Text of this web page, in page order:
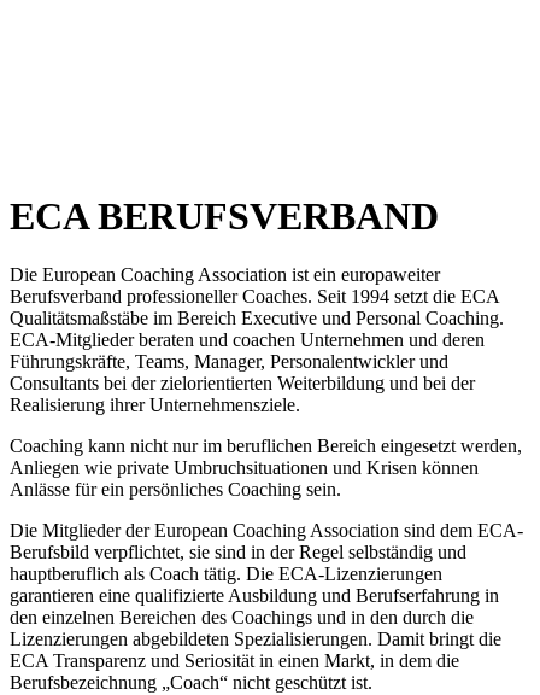
ECA BERUFSVERBAND
Die European Coaching Association ist ein europaweiter
Berufsverband professioneller Coaches. Seit 1994 setzt die ECA
Qualitätsmaßstäbe im Bereich Executive und Personal Coaching.
ECA-Mitglieder beraten und coachen Unternehmen und deren
Führungskräfte, Teams, Manager, Personalentwickler und
Consultants bei der zielorientierten Weiterbildung und bei der
Realisierung ihrer Unternehmensziele.
Coaching kann nicht nur im beruflichen Bereich eingesetzt werden,
Anliegen wie private Umbruchsituationen und Krisen können
Anlässe für ein persönliches Coaching sein.
Die Mitglieder der European Coaching Association sind dem ECA-
Berufsbild verpflichtet, sie sind in der Regel selbständig und
hauptberuflich als Coach tätig. Die ECA-Lizenzierungen
garantieren eine qualifizierte Ausbildung und Berufserfahrung in
den einzelnen Bereichen des Coachings und in den durch die
Lizenzierungen abgebildeten Spezialisierungen. Damit bringt die
ECA Transparenz und Seriosität in einen Markt, in dem die
Berufsbezeichnung „Coach“ nicht geschützt ist.